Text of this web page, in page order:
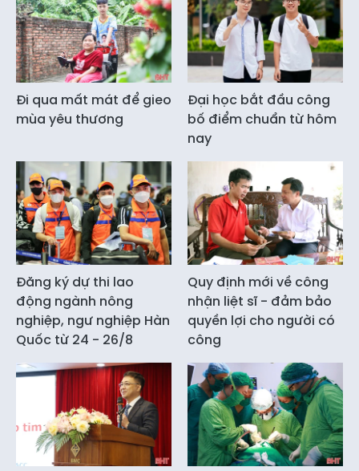
Đi qua mất mát để gieo
mùa yêu thương
Đại học bắt đầu công
bố điểm chuẩn từ hôm
nay
Đăng ký dự thi lao
động ngành nông
nghiệp, ngư nghiệp Hàn
Quốc từ 24 - 26/8
Quy định mới về công
nhận liệt sĩ - đảm bảo
quyền lợi cho người có
công